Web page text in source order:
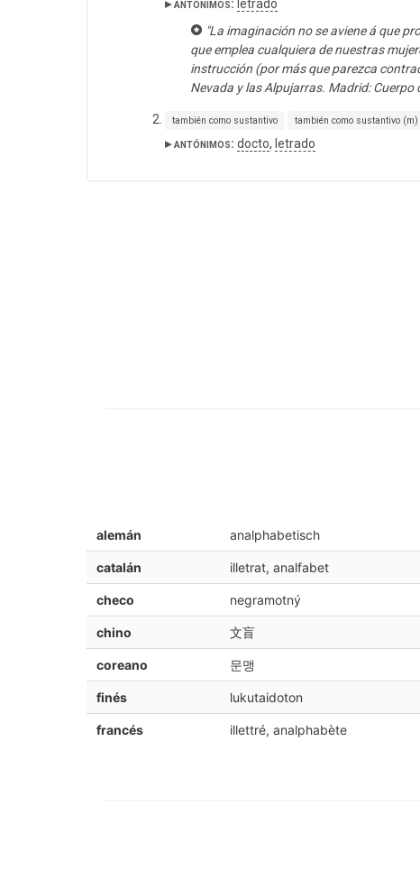
▸ antónimos: letrado
"La imaginación no se aviene á que
que emplea cualquiera de nuestras
instrucción (por más que parezca
Nevada y las Alpujarras. Madrid: Cuerpo
también como sustantivo también como sustantivo (m)
▸ antónimos: docto, letrado
alemán analphabetisch
catalán illetrat, analfabet
checo negramotný
chino 文盲
coreano 문맹
finés lukutaidoton
francés illettré, analphabète